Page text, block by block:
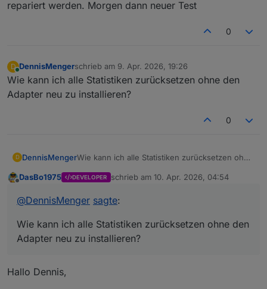
repariert werden. Morgen dann neuer Test
0
D
Online
DennisMengerschrieb am 9. Apr. 2026, 19:26
zuletzt editiert von
Wie kann ich alle Statistiken zurücksetzen ohne den
Adapter neu zu installieren?
0
D DennisMengerWie kann ich alle Statistiken zurücksetzen ohne
DasBo1975 DEVELOPER schrieb am 10. Apr. 2026, 04:54
zuletzt editiert von
@DennisMenger sagte:
Wie kann ich alle Statistiken zurücksetzen ohne den
Adapter neu zu installieren?
Hallo Dennis,